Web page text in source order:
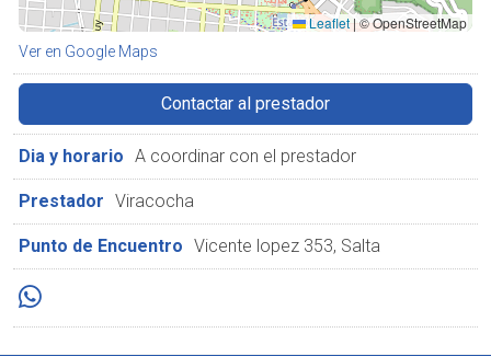
Leaflet|© OpenStreetMap
Ver en Google Maps
Contactar al prestador
Dia y horario A coordinar con el prestador
Prestador Viracocha
Punto de Encuentro Vicente lopez 353, Salta